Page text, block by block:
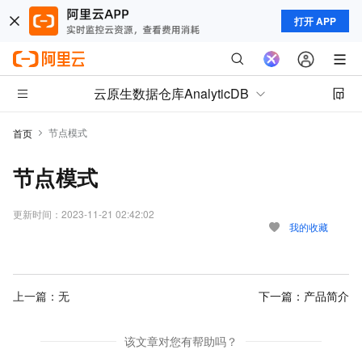
打开 APP
云原生数据仓库AnalyticDB
首页 节点模式
节点模式
更新时间： 2023-11-21 02:42:02
我的收藏
上一篇：无 下一篇： 产品简介
该文章对您有帮助吗？